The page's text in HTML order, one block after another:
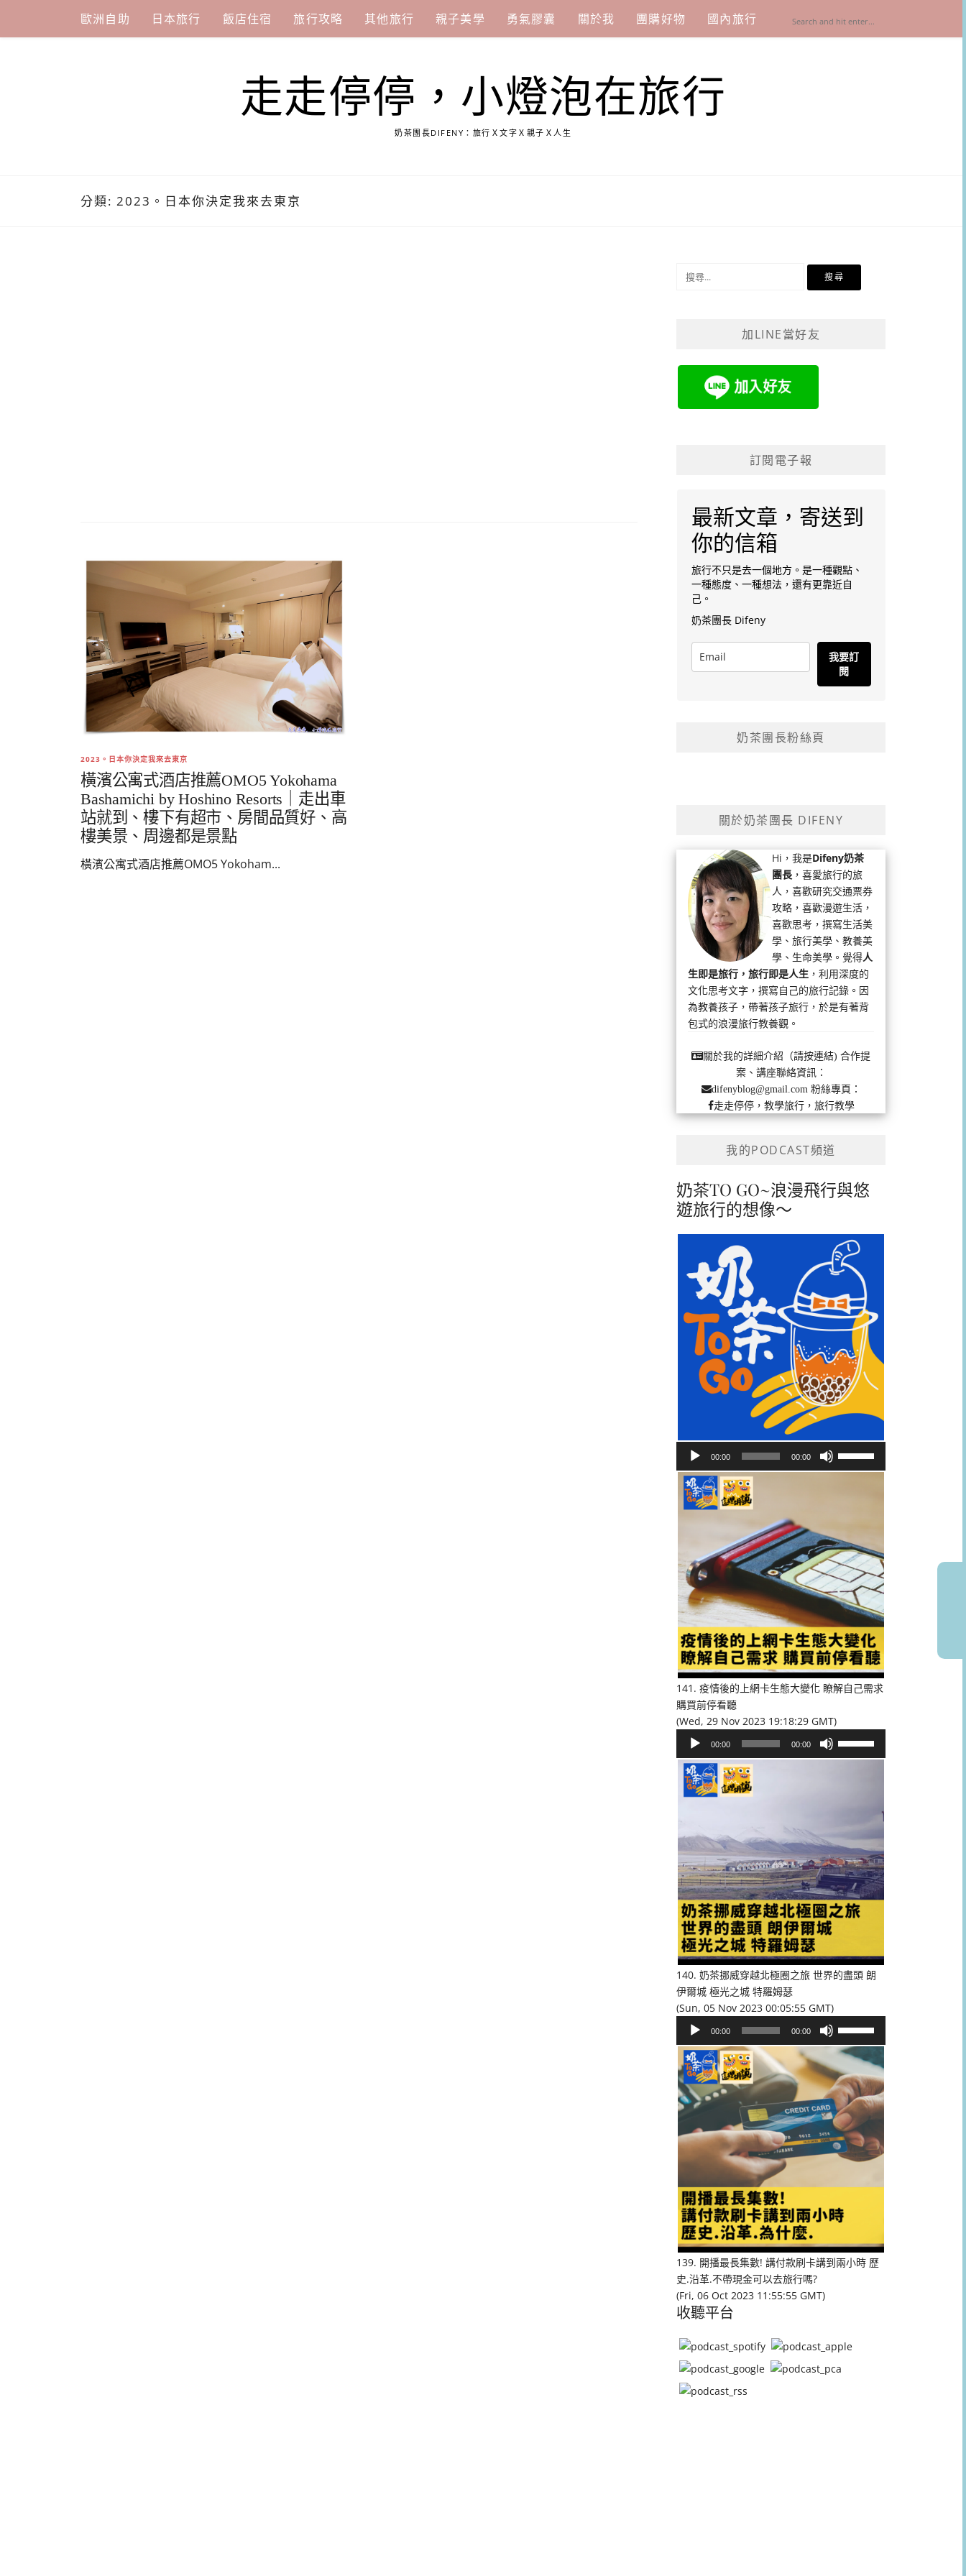
content
歐洲自助 日本旅行 飯店住宿 旅行攻略 其他旅行 親子美學 勇氣膠囊 關於我 團購好物 國內旅行
走走停停，小燈泡在旅行
奶茶團長DIFENY：旅行Ｘ文字Ｘ親子Ｘ人生
分類: 2023。日本你決定我來去東京
2023。日本你決定我來去東京
橫濱公寓式酒店推薦OMO5 Yokohama
Bashamichi by Hoshino Resorts｜走出車
站就到、樓下有超市、房間品質好、高
樓美景、周邊都是景點
橫濱公寓式酒店推薦OMO5 Yokoham...
加LINE當好友
訂閱電子報
最新文章，寄送到
你的信箱
旅行不只是去一個地方。是一種觀點、
一種態度、一種想法，還有更靠近自
己。
奶茶團長 Difeny
我要訂
閱
奶茶團長粉絲頁
關於奶茶團長 DIFENY
Hi，我是Difeny奶茶
團長 ，喜愛旅行的旅
人，喜歡研究交通票券
攻略，喜歡漫遊生活，
喜歡思考，撰寫生活美
學、旅行美學、教養美
學、生命美學。覺得人
生即是旅行，旅行即是人生 ，利用深度的
文化思考文字，撰寫自己的旅行記錄。因
為教養孩子，帶著孩子旅行，於是有著背
包式的浪漫旅行教養觀。
關於我的詳細介紹（請按連結) 合作提
案、講座聯絡資訊：
difenyblog@gmail.com粉絲專頁：
走走停停，教學旅行，旅行教學
我的PODCAST頻道
奶茶TO GO~浪漫飛行與悠
遊旅行的想像～
播
放
00:00 00:00
鍵
以
提
高
或
降
低
音
量。
141. 疫情後的上網卡生態大變化 瞭解自己需求
購買前停看聽
(Wed, 29 Nov 2023 19:18:29 GMT)
播
放
00:00 00:00
以
提
高
或
降
量。
140. 奶茶挪威穿越北極圈之旅 世界的盡頭 朗
伊爾城 極光之城 特羅姆瑟
(Sun, 05 Nov 2023 00:05:55 GMT)
播
放
器
00:00 00:00
向
上/
向
下
鍵
以
提
或
降
低
量。
139. 開播最長集數! 講付款刷卡講到兩小時 歷
史.沿革.不帶現金可以去旅行嗎?
(Fri, 06 Oct 2023 11:55:55 GMT)
收聽平台